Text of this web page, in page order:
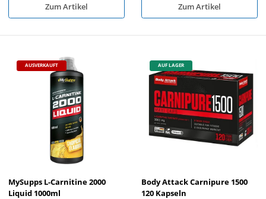
Zum Artikel
Zum Artikel
AUSVERKAUFT
MySupps L-Carnitine 2000
Liquid 1000ml
AUF LAGER
Body Attack Carnipure 1500
120 Kapseln